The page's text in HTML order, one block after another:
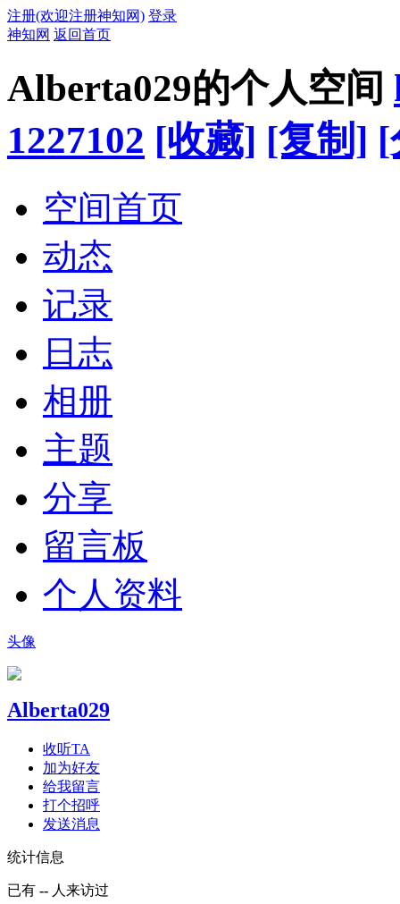
注册(欢迎注册神知网) 登录
神知网 返回首页
Alberta029的个人空间
1227102 [收藏] [复制] [
空间首页
动态
记录
日志
相册
主题
分享
留言板
个人资料
头像
Alberta029
收听TA
加为好友
给我留言
打个招呼
发送消息
统计信息
已有 -- 人来访过